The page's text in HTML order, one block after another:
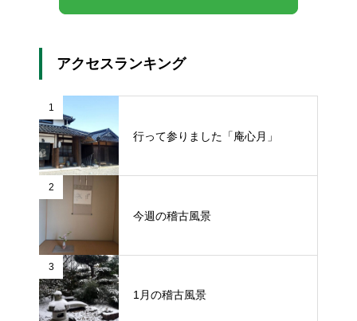
アクセスランキング
1
行って参りました「庵心月」
2
今週の稽古風景
3
1月の稽古風景